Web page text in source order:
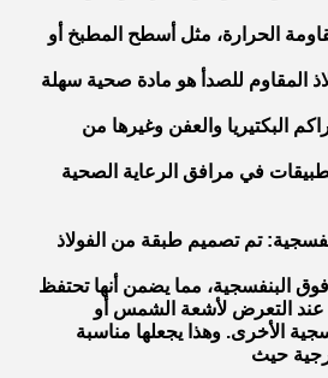
الحرارة، مثل أسطح المطبخ أو
المقاوم للصدأ هو مادة صحية سهلة
البكتيريا والعفن وغيرها من
في مرافق الرعاية الصحية
تم تصميم طبقة من الفولاذ
البنفسجية، مما يضمن أنها تحتفظ
عند التعرض لأشعة الشمس أو
الأخرى. وهذا يجعلها مناسبة
حيث